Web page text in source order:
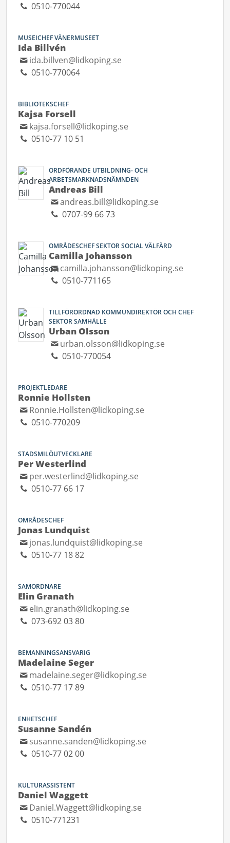
0510-770044
MUSEICHEF VÄNERMUSEET
Ida Billvén
ida.billven@lidkoping.se
0510-770064
BIBLIOTEKSCHEF
Kajsa Forsell
kajsa.forsell@lidkoping.se
0510-77 10 51
ORDFÖRANDE UTBILDNING- OCH
ARBETSMARKNADSNÄMNDEN
Andreas Bill
andreas.bill@lidkoping.se
0707-99 66 73
OMRÅDESCHEF SEKTOR SOCIAL VÄLFÄRD
Camilla Johansson
camilla.johansson@lidkoping.se
0510-771165
TILLFÖRORDNAD KOMMUNDIREKTÖR OCH CHEF
SEKTOR SAMHÄLLE
Urban Olsson
urban.olsson@lidkoping.se
0510-770054
PROJEKTLEDARE
Ronnie Hollsten
Ronnie.Hollsten@lidkoping.se
0510-770209
STADSMILÖUTVECKLARE
Per Westerlind
per.westerlind@lidkoping.se
0510-77 66 17
OMRÅDESCHEF
Jonas Lundquist
jonas.lundquist@lidkoping.se
0510-77 18 82
SAMORDNARE
Elin Granath
elin.granath@lidkoping.se
073-692 03 80
BEMANNINGSANSVARIG
Madelaine Seger
madelaine.seger@lidkoping.se
0510-77 17 89
ENHETSCHEF
Susanne Sandén
susanne.sanden@lidkoping.se
0510-77 02 00
KULTURASSISTENT
Daniel Waggett
Daniel.Waggett@lidkoping.se
0510-771231